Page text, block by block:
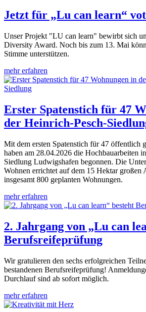
Jetzt für „Lu can learn“
Unser Projekt "LU can learn" bewirbt sich
Diversity Award. Noch bis zum 13. Mai
Stimme unterstützen.
mehr erfahren
Erster Spatenstich für 47
der Heinrich-Pesch-
Mit dem ersten Spatenstich für 47 öffentlich
haben am 28.04.2026 die Hochbauarbeiten
Siedlung Ludwigshafen begonnen. Die
Wohnen errichtet auf dem 15 Hektar großen
insgesamt 800 geplanten Wohnungen.
mehr erfahren
2. Jahrgang von „Lu can
Berufsreifeprüfung
Wir gratulieren den sechs erfolgreichen
bestandenen Berufsreifeprüfung!
Durchlauf sind ab sofort möglich.
mehr erfahren